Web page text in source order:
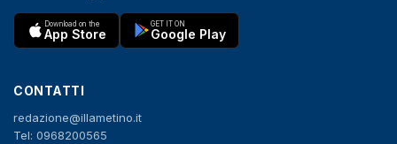
Download on the
App Store
GET IT ON
Google Play
CONTATTI
redazione@illametino.it
Tel: 0968200565